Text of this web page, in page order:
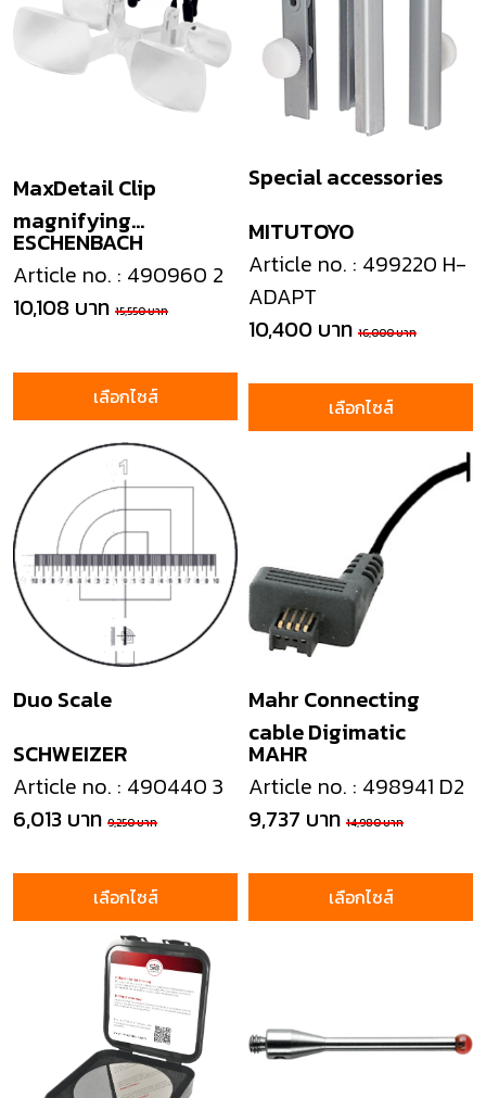
ESCHENBACH
MaxDetail Clip
magnifying
attachment
Article no. : 490960 2
10,108 บาท 15,550 บาท
เลือกไซส์
MITUTOYO
Special accessories
Article no. : 499220 H-
ADAPT
10,400 บาท 16,000 บาท
เลือกไซส์
SCHWEIZER
Duo Scale
Article no. : 490440 3
6,013 บาท 9,250 บาท
เลือกไซส์
MAHR
Mahr Connecting
cable Digimatic
Article no. : 498941 D2
9,737 บาท 14,980 บาท
เลือกไซส์